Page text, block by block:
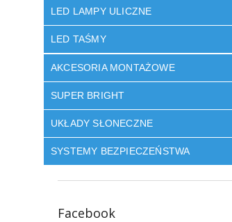
LED LAMPY ULICZNE
LED TAŚMY
AKCESORIA MONTAŻOWE
SUPER BRIGHT
UKŁADY SŁONECZNE
SYSTEMY BEZPIECZEŃSTWA
Facebook